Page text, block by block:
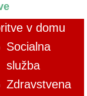
v domu
Socialna
služba
Zdravstvena